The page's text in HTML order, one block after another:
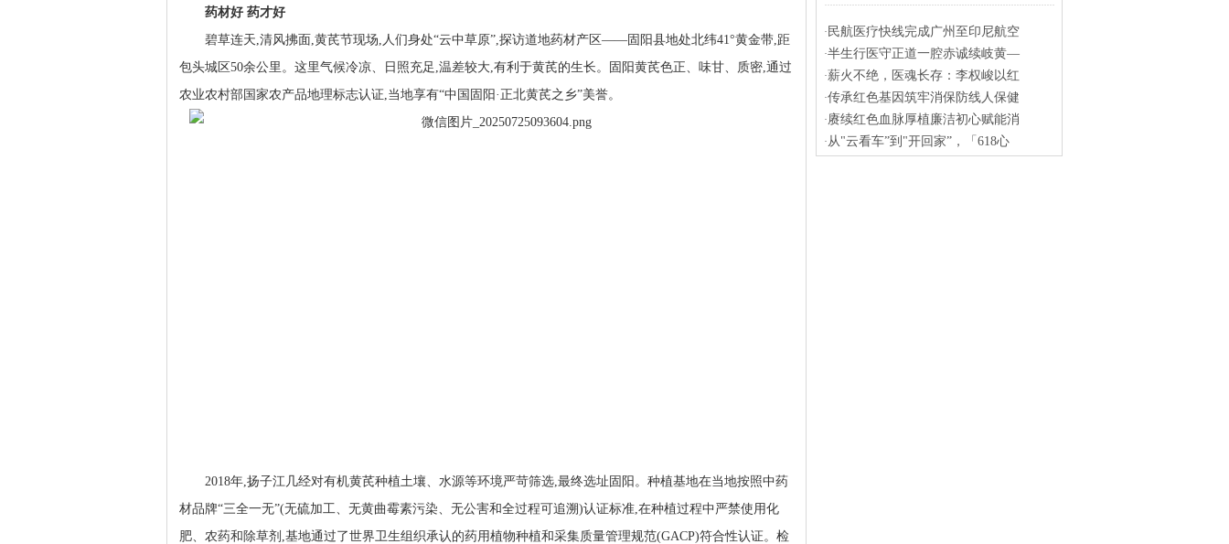
药材好 药才好
碧草连天,清风拂面,黄芪节现场,人们身处“云中草原”,探访道地药材产区——固阳县地处北纬41°黄金带,距
包头城区50余公里。这里气候冷凉、日照充足,温差较大,有利于黄芪的生长。固阳黄芪色正、味甘、质密,通过
农业农村部国家农产品地理标志认证,当地享有“中国固阳·正北黄芪之乡”美誉。
2018年,扬子江几经对有机黄芪种植土壤、水源等环境严苛筛选,最终选址固阳。种植基地在当地按照中药
材品牌“三全一无”(无硫加工、无黄曲霉素污染、无公害和全过程可追溯)认证标准,在种植过程中严禁使用化
肥、农药和除草剂,基地通过了世界卫生组织承认的药用植物种植和采集质量管理规范(GACP)符合性认证。检
· 民航医疗快线完成广州至印尼航空
·半生行医守正道一腔赤诚续岐黄—
·薪火不绝，医魂长存：李权峻以红
·传承红色基因筑牢消保防线人保健
·赓续红色血脉厚植廉洁初心赋能消
·从"云看车”到"开回家”，「618心